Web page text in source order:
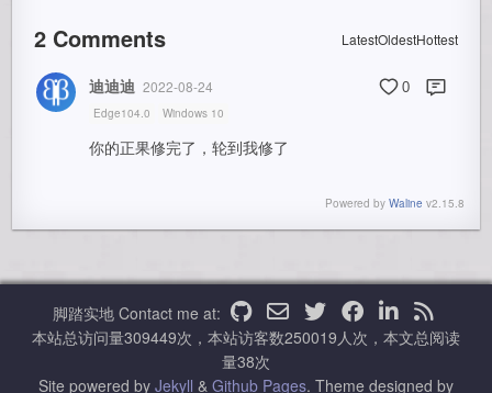
2 Comments LatestOldestHottest
迪迪迪 2022-08-24 0
Edge104.0 Windows 10
你的正果修完了，轮到我修了
Powered by Waline v2.15.8
脚踏实地 Contact me at:
本站总访问量309449次，本站访客数250019人次，本文总阅读
量38次
Site powered by Jekyll & Github Pages. Theme designed by